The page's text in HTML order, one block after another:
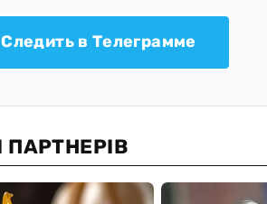
Следить в Телеграмме